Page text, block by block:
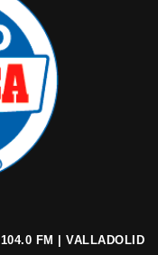
104.0 FM | VALLADOLID